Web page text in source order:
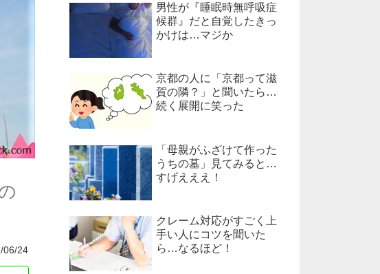
06/24
男性が『睡眠時無呼吸症
候群』だと自覚したきっ
かけは…マジか
京都の人に「京都って滋
賀の隣？」と聞いたら…
続く展開に笑った
「母親がふざけて作った
うちの墓」見てみると…
すげえええ！
クレーム対応がすごく上
手い人にコツを聞いた
ら…なるほど！